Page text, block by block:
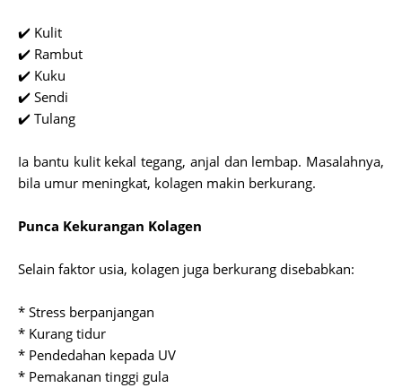
✔️ Kulit
✔️ Rambut
✔️ Kuku
✔️ Sendi
✔️ Tulang
Ia bantu kulit kekal tegang, anjal dan lembap. Masalahnya,
bila umur meningkat, kolagen makin berkurang.
Punca Kekurangan Kolagen
Selain faktor usia, kolagen juga berkurang disebabkan:
* Stress berpanjangan
* Kurang tidur
* Pendedahan kepada UV
* Pemakanan tinggi gula